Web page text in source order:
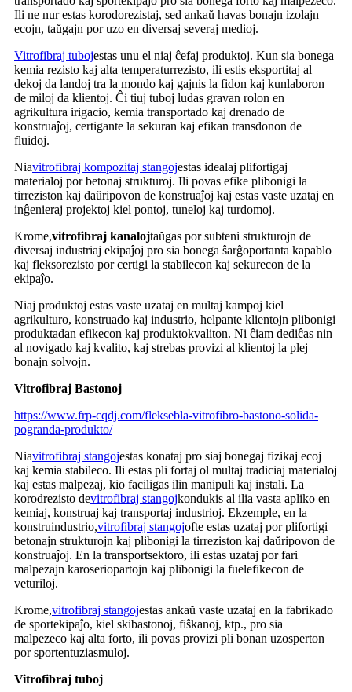
Ili ne nur estas korodorezistaj, sed ankaŭ havas bonajn izolajn
ecojn, taŭgajn por uzo en diversaj severaj medioj.
Vitrofibraj tubojestas unu el niaj ĉefaj produktoj. Kun sia bonega
kemia rezisto kaj alta temperaturrezisto, ili estis eksportitaj al
dekoj da landoj tra la mondo kaj gajnis la fidon kaj kunlaboron
de miloj da klientoj. Ĉi tiuj tuboj ludas gravan rolon en
agrikultura irigacio, kemia transportado kaj drenado de
konstruaĵoj, certigante la sekuran kaj efikan transdonon de
fluidoj.
Niavitrofibraj kompozitaj stangojestas idealaj plifortigaj
materialoj por betonaj strukturoj. Ili povas efike plibonigi la
tirreziston kaj daŭripovon de konstruaĵoj kaj estas vaste uzataj en
inĝenieraj projektoj kiel pontoj, tuneloj kaj turdomoj.
Krome,vitrofibraj kanalojtaŭgas por subteni strukturojn de
diversaj industriaj ekipaĵoj pro sia bonega ŝarĝoportanta kapablo
kaj fleksorezisto por certigi la stabilecon kaj sekurecon de la
ekipaĵo.
Niaj produktoj estas vaste uzataj en multaj kampoj kiel
agrikulturo, konstruado kaj industrio, helpante klientojn plibonigi
produktadan efikecon kaj produktokvaliton. Ni ĉiam dediĉas nin
al novigado kaj kvalito, kaj strebas provizi al klientoj la plej
bonajn solvojn.
Vitrofibraj Bastonoj
https://www.frp-cqdj.com/fleksebla-vitrofibro-bastono-solida-
pogranda-produkto/
Niavitrofibraj stangojestas konataj pro siaj bonegaj fizikaj ecoj
kaj kemia stabileco. Ili estas pli fortaj ol multaj tradiciaj materialoj
kaj estas malpezaj, kio faciligas ilin manipuli kaj instali. La
korodrezisto devitrofibraj stangojkondukis al ilia vasta apliko en
kemiaj, konstruaj kaj transportaj industrioj. Ekzemple, en la
konstruindustrio,vitrofibraj stangojofte estas uzataj por plifortigi
betonajn strukturojn kaj plibonigi la tirreziston kaj daŭripovon de
konstruaĵoj. En la transportsektoro, ili estas uzataj por fari
malpezajn karoseriopartojn kaj plibonigi la fuelefikecon de
veturiloj.
Krome,vitrofibraj stangojestas ankaŭ vaste uzataj en la fabrikado
de sportekipaĵo, kiel skibastonoj, fiŝkanoj, ktp., pro sia
malpezeco kaj alta forto, ili povas provizi pli bonan uzosperton
por sportentuziasmuloj.
Vitrofibraj tuboj